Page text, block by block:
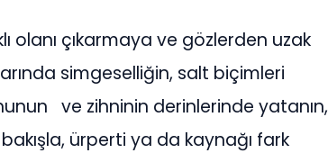
olanı çıkarmaya ve gözlerden uzak
simgeselliğin, salt biçimleri
ve zihninin derinlerinde yatanın,
ürperti ya da kaynağı fark